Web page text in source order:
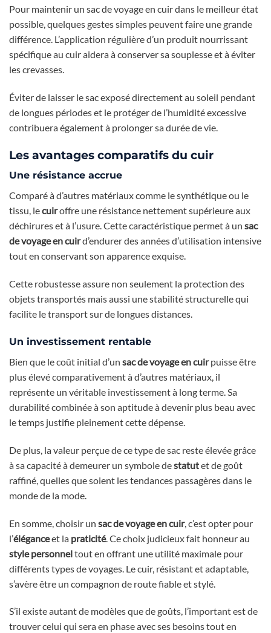
Pour maintenir un sac de voyage en cuir dans le meilleur état
possible, quelques gestes simples peuvent faire une grande
différence. L’application régulière d’un produit nourrissant
spécifique au cuir aidera à conserver sa souplesse et à éviter
les crevasses.
Éviter de laisser le sac exposé directement au soleil pendant
de longues périodes et le protéger de l’humidité excessive
contribuera également à prolonger sa durée de vie.
Les avantages comparatifs du cuir
Une résistance accrue
Comparé à d’autres matériaux comme le synthétique ou le
tissu, lecuiroffre une résistance nettement supérieure aux
déchirures et à l’usure. Cette caractéristique permet à un sac
de voyage en cuird’endurer des années d’utilisation intensive
tout en conservant son apparence exquise.
Cette robustesse assure non seulement la protection des
objets transportés mais aussi une stabilité structurelle qui
facilite le transport sur de longues distances.
Un investissement rentable
Bien que le coût initial d’un sac de voyage en cuirpuisse être
plus élevé comparativement à d’autres matériaux, il
représente un véritable investissement à long terme. Sa
durabilité combinée à son aptitude à devenir plus beau avec
le temps justifie pleinement cette dépense.
De plus, la valeur perçue de ce type de sac reste élevée grâce
à sa capacité à demeurer un symbole destatutet de goût
raffiné, quelles que soient les tendances passagères dans le
monde de la mode.
En somme, choisir un sac de voyage en cuir, c’est opter pour
l’éléganceet la praticité. Ce choix judicieux fait honneur au
style personneltout en offrant une utilité maximale pour
différents types de voyages. Le cuir, résistant et adaptable,
s’avère être un compagnon de route fiable et stylé.
S’il existe autant de modèles que de goûts, l’important est de
trouver celui qui sera en phase avec ses besoins tout en